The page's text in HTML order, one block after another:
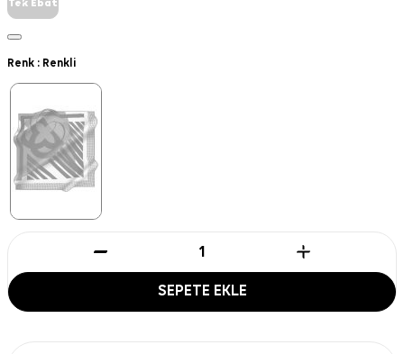
Tek Ebat
Renk : Renkli
SEPETE EKLE